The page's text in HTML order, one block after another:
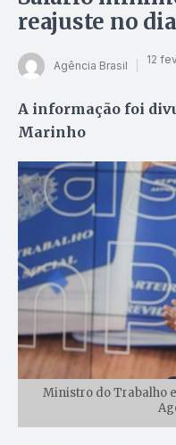
reajuste no
Agência Brasil 12
A informação foi
Marinho
Ministro do Trabalho